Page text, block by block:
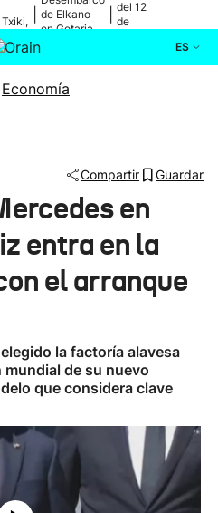
de Elkano
en Getaria
del 12
de
ES
Actualidad
Economía
Compartir Guardar
en
entra en la
el arranque
la factoría alavesa
de su nuevo
que considera clave